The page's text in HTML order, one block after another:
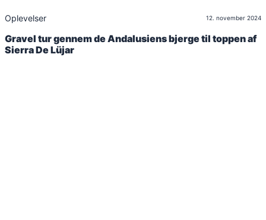
Oplevelser 12. november 2024
Gravel tur gennem de Andalusiens bjerge til toppen af
Sierra De Lüjar